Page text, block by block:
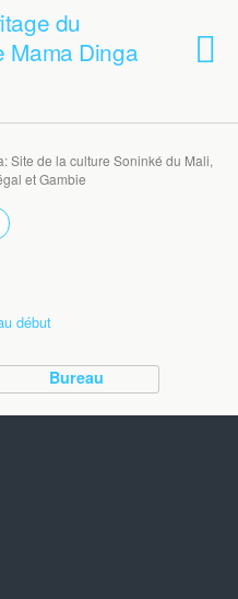
du
Mama Dinga
Site de la culture Soninké du Mali,
et Gambie
début
Bureau